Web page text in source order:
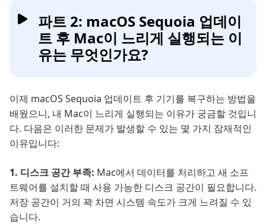
파트 2: macOS Sequoia 업데이
트 후 Mac이 느리게 실행되는 이
유는 무엇인가요?
이제 macOS Sequoia 업데이트 후 기기를 복구하는 방법을
배웠으니, 내 Mac이 느리게 실행되는 이유가 궁금할 것입니
다. 다음은 이러한 문제가 발생할 수 있는 몇 가지 잠재적인
이유입니다:
1. 디스크 공간 부족: Mac에서 데이터를 처리하고 새 소프
트웨어를 설치할 때 사용 가능한 디스크 공간이 필요합니다.
저장 공간이 거의 꽉 차면 시스템 속도가 크게 느려질 수 있
습니다.